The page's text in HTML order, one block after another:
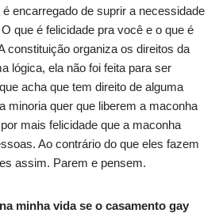
encarregado de suprir a necessidade
que é felicidade pra você e o que é
constituição organiza os direitos da
lógica, ela não foi feita para ser
acha que tem direito de alguma
minoria quer que liberem a maconha
mais felicidade que a maconha
Ao contrário do que eles fazem
assim. Parem e pensem.
minha vida se o casamento gay